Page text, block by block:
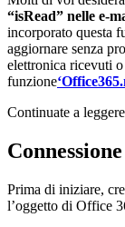
“isRead” nelle e-
incorporato questa
aggiornare senza
elettronica ricevuti
funzione
Continuate a
Prima di iniziare,
l’oggetto di Office